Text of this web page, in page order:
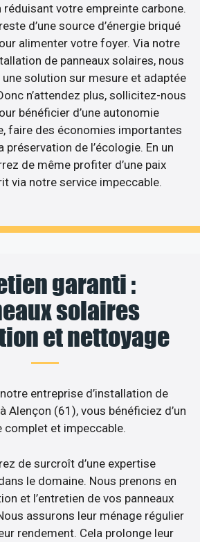
réduisant votre empreinte carbone.
d’une source d’énergie briqué
alimenter votre foyer. Via notre
de panneaux solaires, nous
solution sur mesure et adaptée
n’attendez plus, sollicitez-nous
bénéficier d’une autonomie
faire des économies importantes
préservation de l’écologie. En un
de même profiter d’une paix
via notre service impeccable.
garanti :
solaires
et nettoyage
entreprise d’installation de
Alençon (61), vous bénéficiez d’un
complet et impeccable.
de surcroît d’une expertise
le domaine. Nous prenons en
et l’entretien de vos panneaux
assurons leur ménage régulier
rendement. Cela prolonge leur